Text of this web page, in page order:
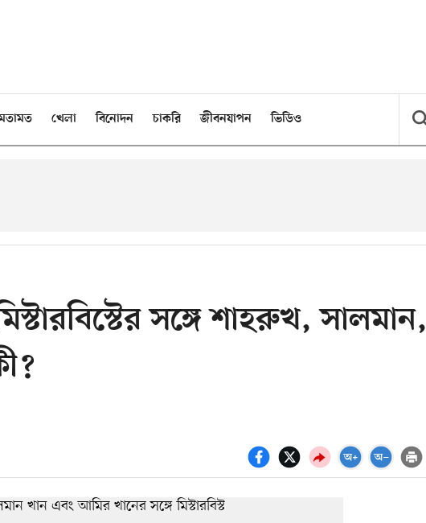
খেলা বিনোদন চাকরি জীবনযাপন ভিডিও
সঙ্গে শাহরুখ, সালমান,